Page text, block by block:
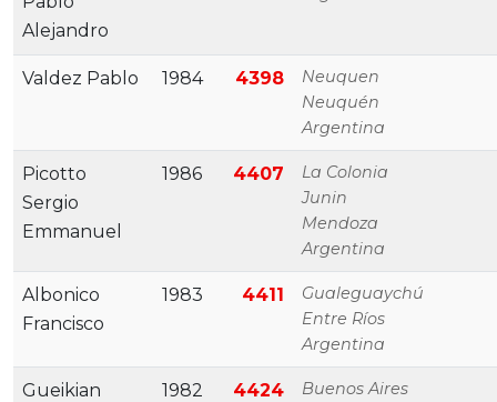
Alejandro
Valdez Pablo 1984 4398
Neuquen
Neuquén
Argentina
Picotto
Sergio
Emmanuel
1986 4407
La Colonia
Junin
Mendoza
Argentina
Albonico
Francisco
1983 4411
Gualeguaychú
Entre Ríos
Argentina
Gueikian
1982 4424
Buenos Aires